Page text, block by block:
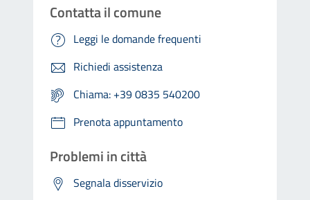
Contatta il comune
Leggi le domande frequenti
Richiedi assistenza
Chiama: +39 0835 540200
Prenota appuntamento
Problemi in città
Segnala disservizio